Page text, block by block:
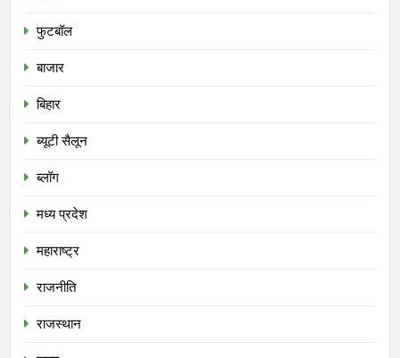
फुटबॉल
बाजार
बिहार
ब्यूटी सैलून
ब्लॉग
मध्य प्रदेश
महाराष्ट्र
राजनीति
राजस्थान